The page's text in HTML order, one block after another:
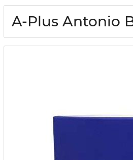
A-Plus Antonio